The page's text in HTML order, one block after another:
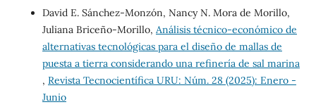
David E. Sánchez-Monzón, Nancy N. Mora de Morillo,
Juliana Briceño-Morillo, Análisis técnico-económico de
alternativas tecnológicas para el diseño de mallas de
puesta a tierra considerando una refinería de sal marina
, Revista Tecnocientífica URU: Núm. 28 (2025): Enero -
Junio